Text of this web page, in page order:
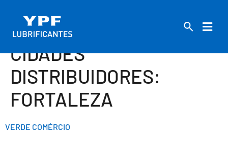
CIDADES
DISTRIBUIDORES:
FORTALEZA
VERDE COMÉRCIO